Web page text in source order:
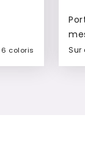
6 coloris Sur